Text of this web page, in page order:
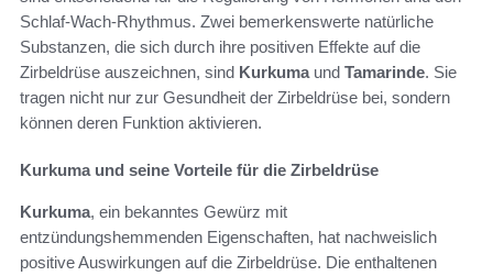
Schlaf-Wach-Rhythmus. Zwei bemerkenswerte natürliche
Substanzen, die sich durch ihre positiven Effekte auf die
Zirbeldrüse auszeichnen, sind Kurkumaund Tamarinde. Sie
tragen nicht nur zur Gesundheit der Zirbeldrüse bei, sondern
können deren Funktion aktivieren.
Kurkuma und seine Vorteile für die Zirbeldrüse
Kurkuma, ein bekanntes Gewürz mit
entzündungshemmenden Eigenschaften, hat nachweislich
positive Auswirkungen auf die Zirbeldrüse. Die enthaltenen